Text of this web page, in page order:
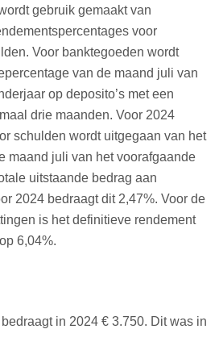
gebruik gemaakt van
voor
Voor banktegoeden wordt
van de maand juli van
op deposito’s met een
drie maanden. Voor 2024
schulden wordt uitgegaan van het
maand juli van het voorafgaande
uitstaande bedrag aan
2024 bedraagt dit 2,47%. Voor de
is het definitieve rendement
6,04%.
in 2024 € 3.750. Dit was in